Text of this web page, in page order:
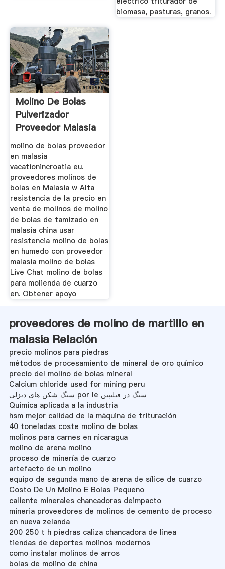
biomasa, pasturas, granos.
Molino De Bolas
Pulverizador
Proveedor Malasia
molino de bolas proveedor
en malasia
vacationincroatia eu.
proveedores molinos de
bolas en Malasia w Alta
resistencia de la precio en
venta de molinos de molino
de bolas de tamizado en
malasia china usar
resistencia molino de bolas
en humedo con proveedor
malasia molino de bolas
Live Chat molino de bolas
para molienda de cuarzo
en. Obtener apoyo
proveedores de molino de martillo en
malasia Relación
precio molinos para piedras
métodos de procesamiento de mineral de oro químico
precio del molino de bolas mineral
Calcium chloride used for mining peru
سنگ شکن های دیزلی por le سنگ در فیلیپین
Quimica aplicada a la industria
hsm mejor calidad de la máquina de trituración
40 toneladas coste molino de bolas
molinos para carnes en nicaragua
molino de arena molino
proceso de minería de cuarzo
artefacto de un molino
equipo de segunda mano de arena de sílice de cuarzo
Costo De Un Molino E Bolas Pequeno
caliente minerales chancadoras deimpacto
mineria proveedores de molinos de cemento de proceso
en nueva zelanda
200 250 t h piedras caliza chancadora de linea
tiendas de deportes molinos modernos
como instalar molinos de arros
bolas de molino de china